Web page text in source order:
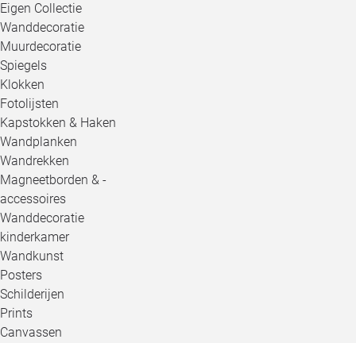
Eigen Collectie
Wanddecoratie
Muurdecoratie
Spiegels
Klokken
Fotolijsten
Kapstokken & Haken
Wandplanken
Wandrekken
Magneetborden & -
accessoires
Wanddecoratie
kinderkamer
Wandkunst
Posters
Schilderijen
Prints
Canvassen